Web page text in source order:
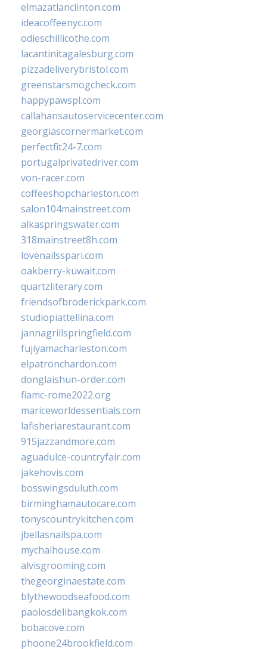
elmazatlanclinton.com
ideacoffeenyc.com
odieschillicothe.com
lacantinitagalesburg.com
pizzadeliverybristol.com
greenstarsmogcheck.com
happypawspl.com
callahansautoservicecenter.com
georgiascornermarket.com
perfectfit24-7.com
portugalprivatedriver.com
von-racer.com
coffeeshopcharleston.com
salon104mainstreet.com
alkaspringswater.com
318mainstreet8h.com
lovenailsspari.com
oakberry-kuwait.com
quartzliterary.com
friendsofbroderickpark.com
studiopiattellina.com
jannagrillspringfield.com
fujiyamacharleston.com
elpatronchardon.com
donglaishun-order.com
fiamc-rome2022.org
mariceworldessentials.com
lafisheriarestaurant.com
915jazzandmore.com
aguadulce-countryfair.com
jakehovis.com
bosswingsduluth.com
birminghamautocare.com
tonyscountrykitchen.com
jbellasnailspa.com
mychaihouse.com
alvisgrooming.com
thegeorginaestate.com
blythewoodseafood.com
paolosdelibangkok.com
bobacove.com
phoone24brookfield.com